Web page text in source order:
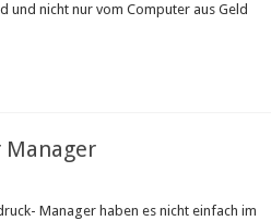
und nicht nur vom Computer aus Geld
Manager haben es nicht einfach im